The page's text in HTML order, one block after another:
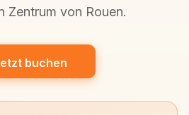
Zentrum von Rouen.
buchen
buchen